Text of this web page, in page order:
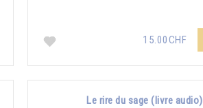
15.00CHF
Le rire du sage (livre audio)